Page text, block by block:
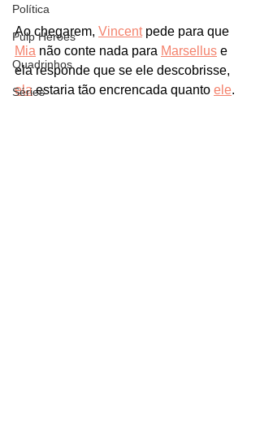
Política
Pulp Heroes
Quadrinhos
Séries
Ao chegarem, Vincent pede para que
Mia não conte nada para Marsellus e
ela responde que se ele descobrisse,
ela estaria tão encrencada quanto ele.